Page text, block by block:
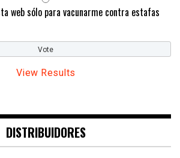
web sólo para vacunarme contra estafas
View Results
DISTRIBUIDORES